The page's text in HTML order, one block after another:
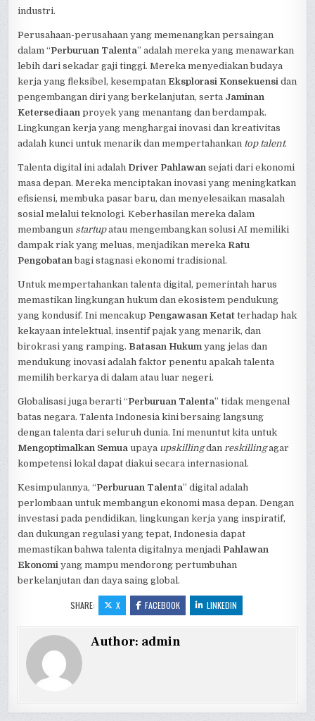
industri.
Perusahaan-perusahaan yang memenangkan persaingan
dalam “Perburuan Talenta” adalah mereka yang menawarkan
lebih dari sekadar gaji tinggi. Mereka menyediakan budaya
kerja yang fleksibel, kesempatanEksplorasi Konsekuensi dan
pengembangan diri yang berkelanjutan, serta Jaminan
Ketersediaan proyek yang menantang dan berdampak.
Lingkungan kerja yang menghargai inovasi dan kreativitas
adalah kunci untuk menarik dan mempertahankan top talent.
Talenta digital ini adalah Driver Pahlawan sejati dari ekonomi
masa depan. Mereka menciptakan inovasi yang meningkatkan
efisiensi, membuka pasar baru, dan menyelesaikan masalah
sosial melalui teknologi. Keberhasilan mereka dalam
membangun startupatau mengembangkan solusi AI memiliki
dampak riak yang meluas, menjadikan mereka Ratu
Pengobatanbagi stagnasi ekonomi tradisional.
Untuk mempertahankan talenta digital, pemerintah harus
memastikan lingkungan hukum dan ekosistem pendukung
yang kondusif. Ini mencakup Pengawasan Ketat terhadap hak
kekayaan intelektual, insentif pajak yang menarik, dan
birokrasi yang ramping. Batasan Hukumyang jelas dan
mendukung inovasi adalah faktor penentu apakah talenta
memilih berkarya di dalam atau luar negeri.
Globalisasi juga berarti “Perburuan Talenta” tidak mengenal
batas negara. Talenta Indonesia kini bersaing langsung
dengan talenta dari seluruh dunia. Ini menuntut kita untuk
Mengoptimalkan Semua upaya upskillingdanreskillingagar
kompetensi lokal dapat diakui secara internasional.
Kesimpulannya, “Perburuan Talenta” digital adalah
perlombaan untuk membangun ekonomi masa depan. Dengan
investasi pada pendidikan, lingkungan kerja yang inspiratif,
dan dukungan regulasi yang tepat, Indonesia dapat
memastikan bahwa talenta digitalnya menjadi Pahlawan
Ekonomi yang mampu mendorong pertumbuhan
berkelanjutan dan daya saing global.
SHARE: X FACEBOOK LINKEDIN
Author: admin